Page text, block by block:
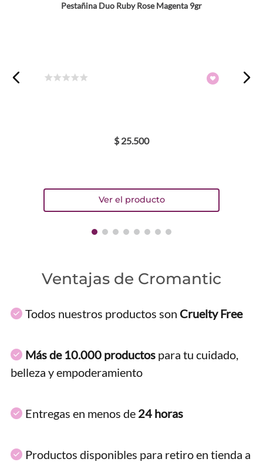
ENVIAR COMENTARIO
Pestañina Duo Ruby Rose Magenta 9gr
$ 25.500
Ventajas de Cromantic
Todos nuestros productos son Cruelty Free
Más de 10.000 productos para tu cuidado,
belleza y empoderamiento
Entregas en menos de 24 horas
Productos disponibles para retiro en tienda a